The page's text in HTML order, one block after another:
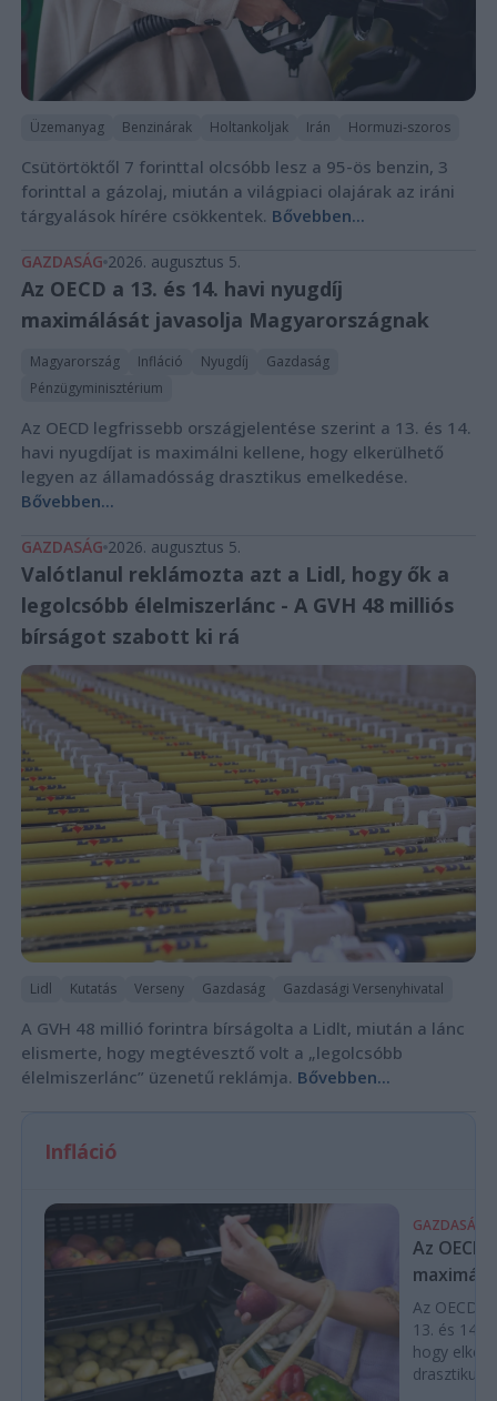
Üzemanyag Benzinárak Holtankoljak Irán Hormuzi-szoros
Csütörtöktől 7 forinttal olcsóbb lesz a 95-ös benzin, 3
forinttal a gázolaj, miután a világpiaci olajárak az iráni
tárgyalások hírére csökkentek. Bővebben...
GAZDASÁG 2026. augusztus 5.
Az OECD a 13. és 14. havi nyugdíj
maximálását javasolja Magyarországnak
Magyarország Infláció Nyugdíj
Gazdaság
Pénzügyminisztérium
Az OECD legfrissebb országjelentése szerint a 13. és 14.
havi nyugdíjat is maximálni kellene, hogy elkerülhető
legyen az államadósság drasztikus emelkedése.
Bővebben...
GAZDASÁG 2026. augusztus 5.
Valótlanul reklámozta azt a Lidl, hogy ők a
legolcsóbb élelmiszerlánc - A GVH 48 milliós
bírságot szabott ki rá
Lidl Kutatás Verseny Gazdaság Gazdasági Versenyhivatal
A GVH 48 millió forintra bírságolta a Lidlt, miután a lánc
elismerte, hogy megtévesztő volt a „legolcsóbb
élelmiszerlánc” üzenetű reklámja. Bővebben...
Infláció
GAZDASÁG
Az OECD
Az OECD
13. és 14.
hogy
drasztikus